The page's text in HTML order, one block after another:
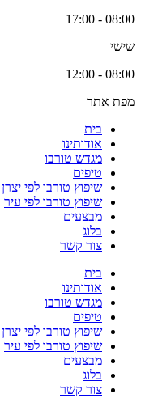
08:00 - 17:00
שישי
08:00 - 12:00
מפת אתר
בית
אודותינו
מגדש טורבו
טיפים
שיפוץ טורבו לפי יצרן
שיפוץ טורבו לפי עיר
מבצעים
בלוג
צור קשר
בית
אודותינו
מגדש טורבו
טיפים
שיפוץ טורבו לפי יצרן
שיפוץ טורבו לפי עיר
מבצעים
בלוג
צור קשר